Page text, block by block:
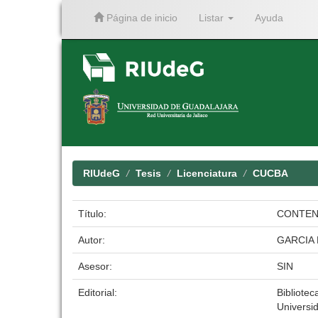
Página de inicio Listar Ayuda
RIUdeG Tesis Licenciatura CUCBA
Título:
Autor: GARCIA
Asesor: SIN
Editorial: